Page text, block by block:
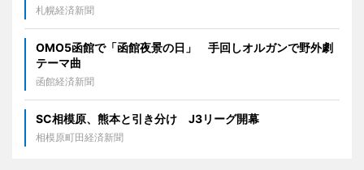
札幌経済新聞
OMO5函館で「函館夜景の日」 手回しオルガンで野外劇
テーマ曲
函館経済新聞
SC相模原、熊本と引き分け J3リーグ開幕
相模原町田経済新聞